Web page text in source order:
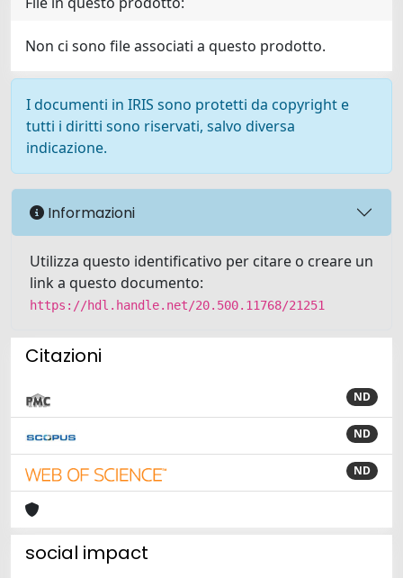
Non ci sono file associati a questo prodotto.
I documenti in IRIS sono protetti da copyright e
tutti i diritti sono riservati, salvo diversa
indicazione.
Informazioni
Utilizza questo identificativo per citare o creare un
link a questo documento:
https://hdl.handle.net/20.500.11768/21251
Citazioni
ND
ND
ND
social impact